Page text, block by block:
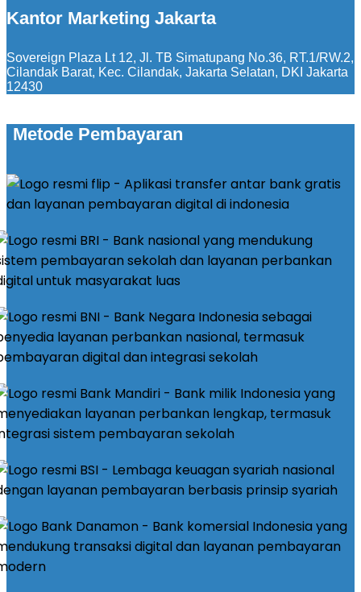
Kantor Marketing Jakarta
Sovereign Plaza Lt 12, Jl. TB Simatupang No.36, RT.1/RW.2,
Cilandak Barat, Kec. Cilandak, Jakarta Selatan, DKI Jakarta
12430
Metode Pembayaran